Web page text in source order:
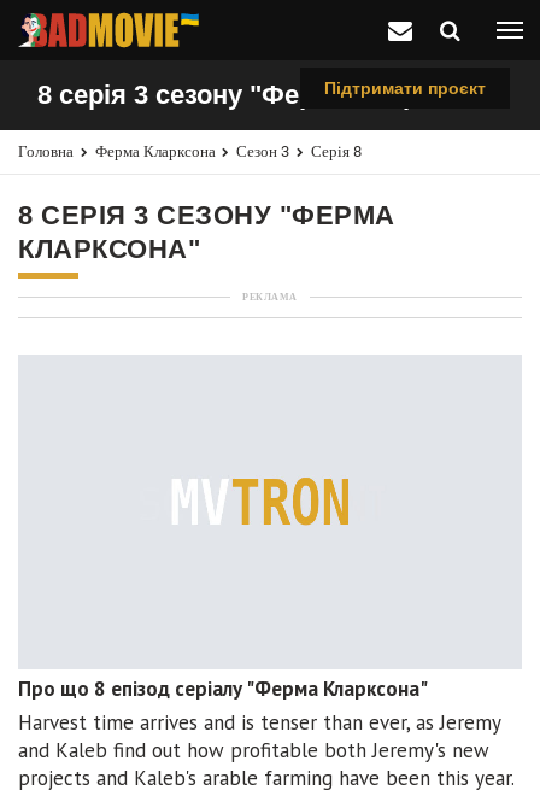
Підтримати проєкт
8 серія 3 сезону "Ферма Кларксона"
Головна Ферма Кларксона Сезон 3 Серія 8
8 СЕРІЯ 3 СЕЗОНУ "ФЕРМА
КЛАРКСОНА"
РЕКЛАМА
Про що 8 епізод серіалу "Ферма Кларксона"
Harvest time arrives and is tenser than ever, as Jeremy
and Kaleb find out how profitable both Jeremy's new
projects and Kaleb's arable farming have been this year.